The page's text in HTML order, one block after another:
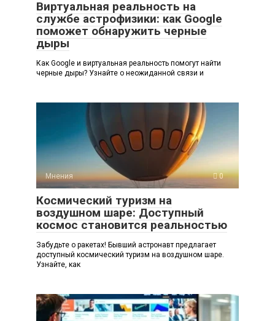
Виртуальная реальность на
службе астрофизики: как Google
поможет обнаружить черные
дыры
Как Google и виртуальная реальность помогут найти
черные дыры? Узнайте о неожиданной связи и
Мнения 0
Космический туризм на
воздушном шаре: Доступный
космос становится реальностью
Забудьте о ракетах! Бывший астронавт предлагает
доступный космический туризм на воздушном шаре.
Узнайте, как